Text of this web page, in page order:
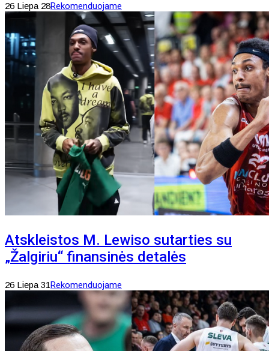
26 Liepa 28Rekomenduojame
Atskleistos M. Lewiso sutarties su
„Žalgiriu“ finansinės detalės
26 Liepa 31Rekomenduojame